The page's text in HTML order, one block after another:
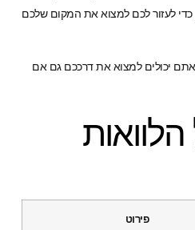
לעזור לכם למצוא את המקום שלכם
יכולים למצוא את דרככם גם אם
פירוט